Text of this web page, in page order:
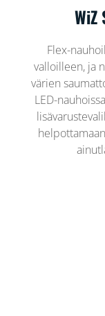
WiZ
Flex-
valloilleen, ja
värien
LED-